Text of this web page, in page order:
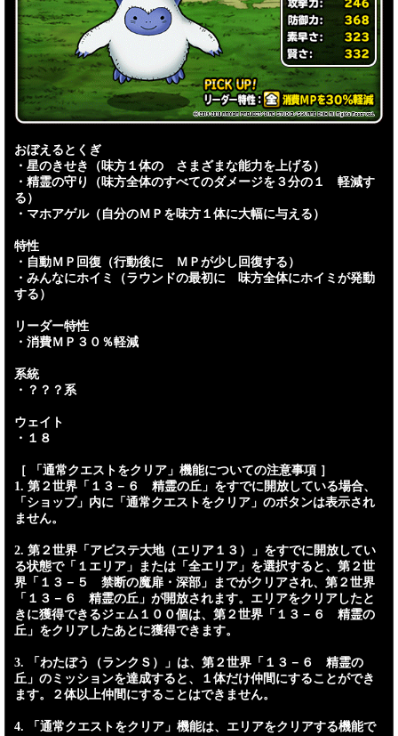
おぼえるとくぎ
・星のきせき（味方１体の さまざまな能力を上げる）
・精霊の守り（味方全体のすべてのダメージを３分の１ 軽減す
る）
・マホアゲル（自分のＭＰを味方１体に大幅に与える）
特性
・自動ＭＰ回復（行動後に ＭＰが少し回復する）
・みんなにホイミ（ラウンドの最初に 味方全体にホイミが発動
する）
リーダー特性
・消費ＭＰ３０％軽減
系統
・？？？系
ウェイト
・１８
［ 「通常クエストをクリア」機能についての注意事項 ］
1. 第２世界「１３－６ 精霊の丘」をすでに開放している場合、
「ショップ」内に「通常クエストをクリア」のボタンは表示され
ません。
2. 第２世界「アビステ大地（エリア１３）」をすでに開放してい
る状態で「１エリア」または「全エリア」を選択すると、第２世
界「１３－５ 禁断の魔扉・深部」までがクリアされ、第２世界
「１３－６ 精霊の丘」が開放されます。エリアをクリアしたと
きに獲得できるジェム１００個は、第２世界「１３－６ 精霊の
丘」をクリアしたあとに獲得できます。
3. 「わたぼう（ランクＳ）」は、第２世界「１３－６ 精霊の
丘」のミッションを達成すると、１体だけ仲間にすることができ
ます。２体以上仲間にすることはできません。
4. 「通常クエストをクリア」機能は、エリアをクリアする機能で